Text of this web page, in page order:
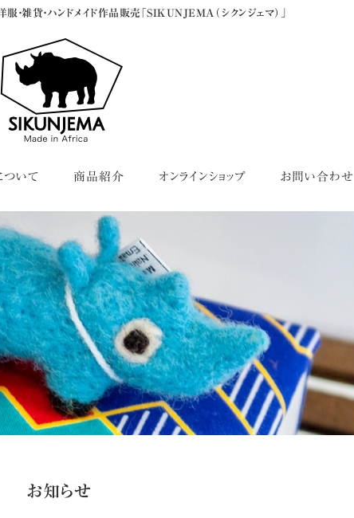
・雑貨・ハンドメイド作品販売「SIKUNJEMA（シクンジェマ）」
いて 商品紹介 オンラインショップ お問い合わせ
お知らせ